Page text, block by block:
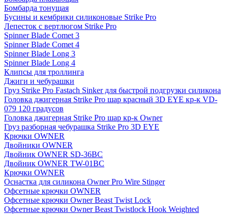
Бомбарда тонущая
Бусины и кембрики силиконовые Strike Pro
Лепесток с вертлюгом Strike Pro
Spinner Blade Comet 3
Spinner Blade Comet 4
Spinner Blade Long 3
Spinner Blade Long 4
Клипсы для троллинга
Джиги и чебурашки
Груз Strike Pro Fastach Sinker для быстрой подгрузки силикона
Головка джигерная Strike Pro шар красный 3D EYE кр-к VD-
079 120 градусов
Головка джигерная Strike Pro шар кр-к Owner
Груз разборная чебурашка Strike Pro 3D EYE
Крючки OWNER
Двойники OWNER
Двойник OWNER SD-36BC
Двойник OWNER TW-01BC
Крючки OWNER
Оснастка для силикона Owner Pro Wire Stinger
Офсетные крючки OWNER
Офсетные крючки Owner Beast Twist Lock
Офсетные крючки Owner Beast Twistlock Hook Weighted